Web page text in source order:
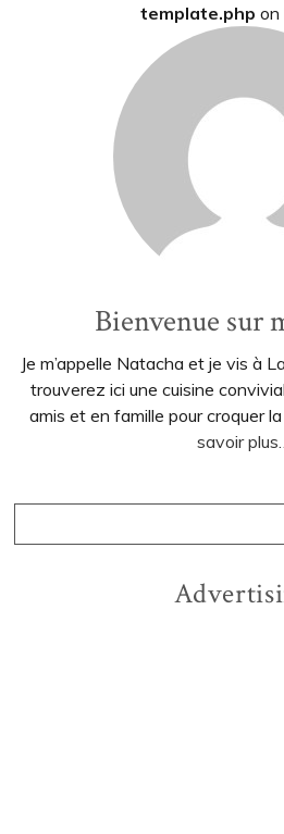
template.php on
Bienvenue sur
Je m’appelle Natacha et je vis à
trouverez ici une cuisine
amis et en famille pour croquer
savoir plus…